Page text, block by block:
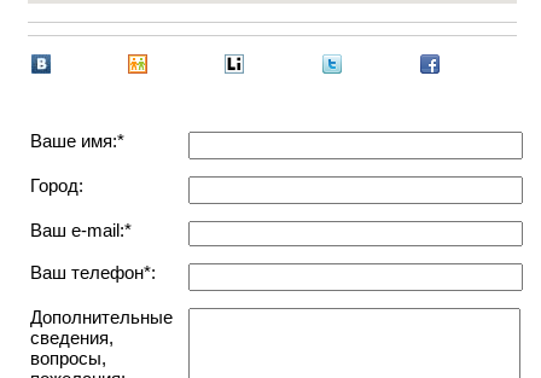
Ваше имя:*
Город:
Ваш e-mail:*
Ваш телефон*:
Дополнительные
сведения,
вопросы,